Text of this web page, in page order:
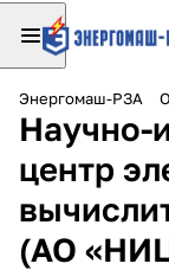
Энергомаш-РЗА
Научно-
центр
(АО